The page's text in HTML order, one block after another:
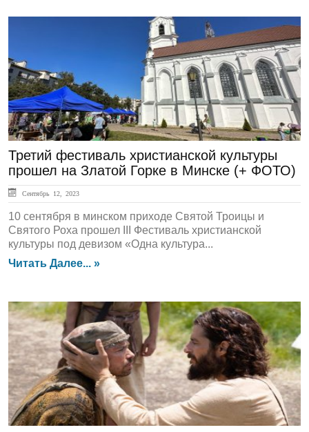
Третий фестиваль христианской культуры
прошел на Златой Горке в Минске (+ ФОТО)
Сентябрь 12, 2023
10 сентября в минском приходе Святой Троицы и
Святого Роха прошел III Фестиваль христианской
культуры под девизом «Одна культура...
Читать Далее... »
Духовный Опыт